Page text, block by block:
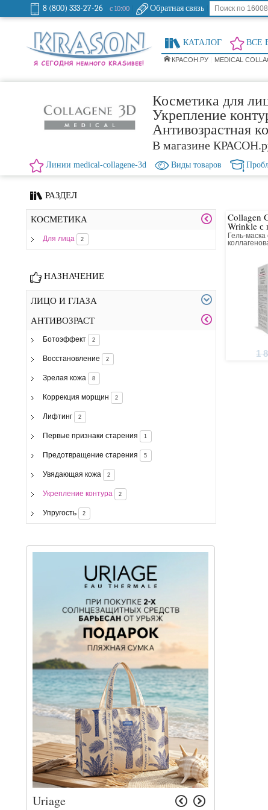
8 (800) 333-27-26 с 10:00 Обратная связь
КАТАЛОГ ВСЕ
КРАСОН.РУ MEDICAL
Косметика для
Укрепление
Антивозрастная
В магазине
Линии medical-collagene-3d Виды товаров
РАЗДЕЛ
КОСМЕТИКА
Для лица 2
НАЗНАЧЕНИЕ
ЛИЦО И ГЛАЗА
АНТИВОЗРАСТ
Ботоэффект 2
Восстановление 2
Зрелая кожа 8
Коррекция морщин 2
Лифтинг 2
Первые признаки старения 1
Предотвращение старения 5
Увядающая кожа 2
Укрепление контура 2
Упругость 2
Uriage
Collagen
Wrinkle с
Гель-
1